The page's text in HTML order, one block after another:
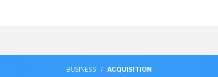
BUSINESS / ACQUISITION